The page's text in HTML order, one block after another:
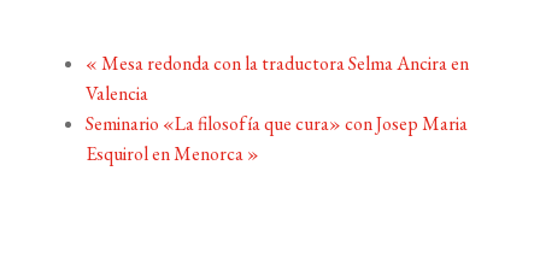
«Mesa redonda con la traductora Selma Ancira en
Valencia
Seminario «La filosofía que cura» con Josep Maria
Esquirol en Menorca»